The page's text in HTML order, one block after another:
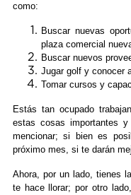
como:
Buscar nuevas
plaza comercial
Buscar nuevos
Jugar golf y conocer
Tomar cursos y
Estás tan ocupado
estas cosas importantes
mencionar; si bien es
próximo mes, si te darán
Ahora, por un lado, tienes
te hace llorar; por otro